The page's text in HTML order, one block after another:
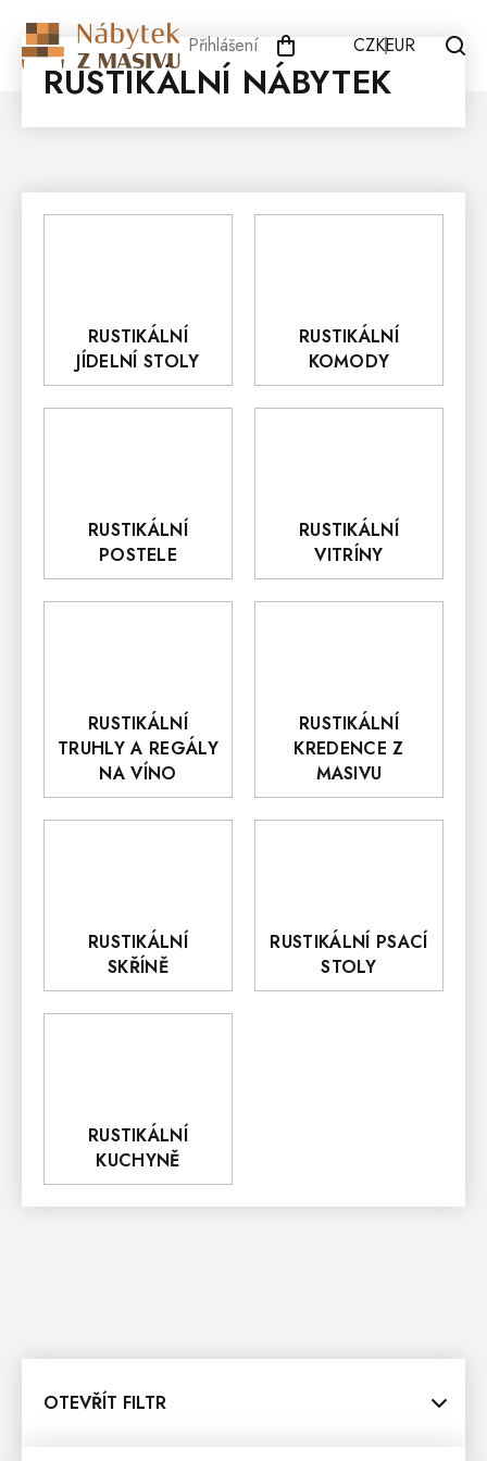
obsah
Přihlášení CZKEUR
RUSTIKÁLNÍ NÁBYTEK
RUSTIKÁLNÍ
JÍDELNÍ STOLY
RUSTIKÁLNÍ
KOMODY
RUSTIKÁLNÍ
POSTELE
RUSTIKÁLNÍ
VITRÍNY
RUSTIKÁLNÍ
TRUHLY A REGÁLY
NA VÍNO
RUSTIKÁLNÍ
KREDENCE Z
MASIVU
RUSTIKÁLNÍ
SKŘÍNĚ
RUSTIKÁLNÍ PSACÍ
STOLY
RUSTIKÁLNÍ
KUCHYNĚ
OTEVŘÍT FILTR